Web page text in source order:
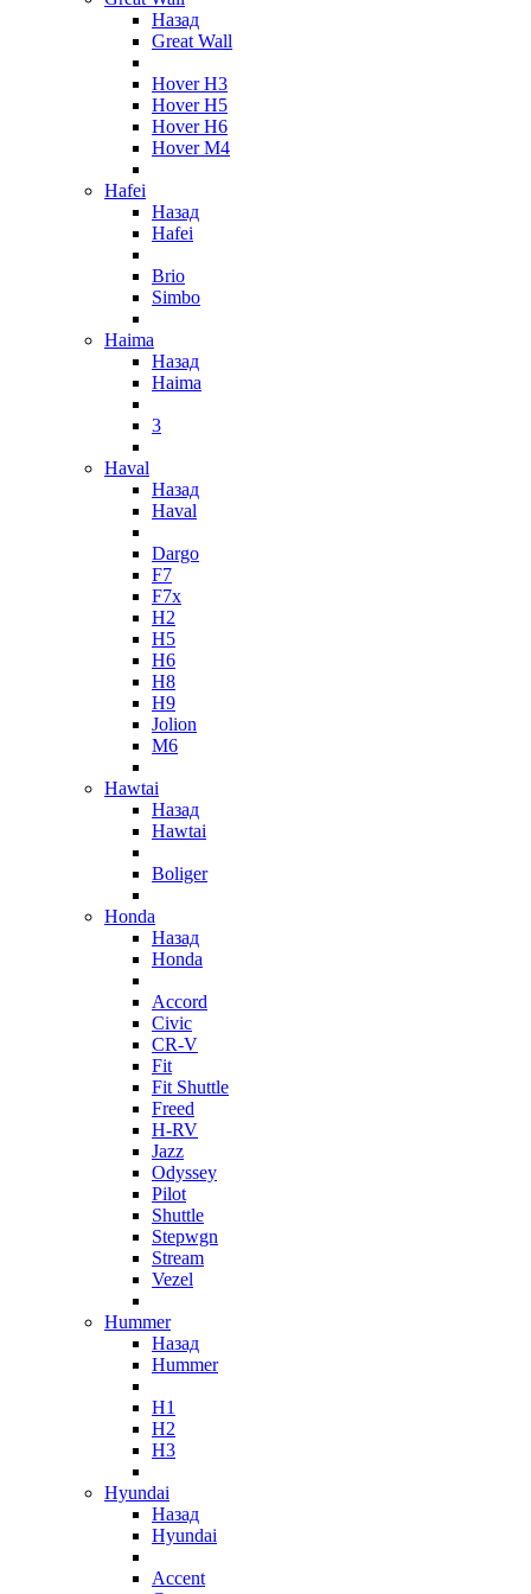
Назад
Great Wall
Hover H3
Hover H5
Hover H6
Hover M4
Hafei
Назад
Hafei
Brio
Simbo
Haima
Назад
Haima
3
Haval
Назад
Haval
Dargo
F7
F7x
H2
H5
H6
H8
H9
Jolion
M6
Hawtai
Назад
Hawtai
Boliger
Honda
Назад
Honda
Accord
Civic
CR-V
Fit
Fit Shuttle
Freed
H-RV
Jazz
Odyssey
Pilot
Shuttle
Stepwgn
Stream
Vezel
Hummer
Назад
Hummer
H1
H2
H3
Hyundai
Назад
Hyundai
Accent